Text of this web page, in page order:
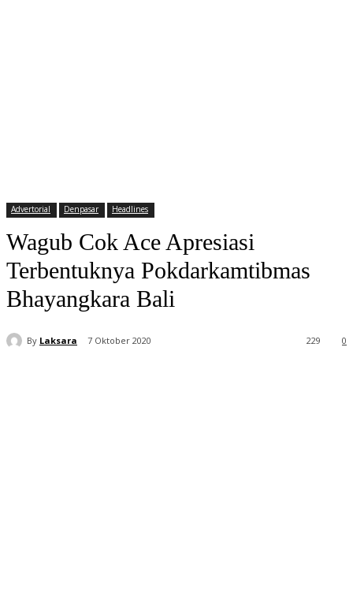
Advertorial Denpasar Headlines
Wagub Cok Ace Apresiasi
Terbentuknya Pokdarkamtibmas
Bhayangkara Bali
By Laksara 7 Oktober 2020 0
229